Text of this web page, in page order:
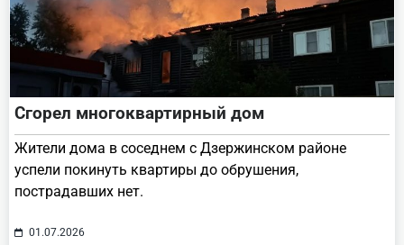
Сгорел многоквартирный дом
Жители дома в соседнем с Дзержинском районе
успели покинуть квартиры до обрушения,
пострадавших нет.
01.07.2026